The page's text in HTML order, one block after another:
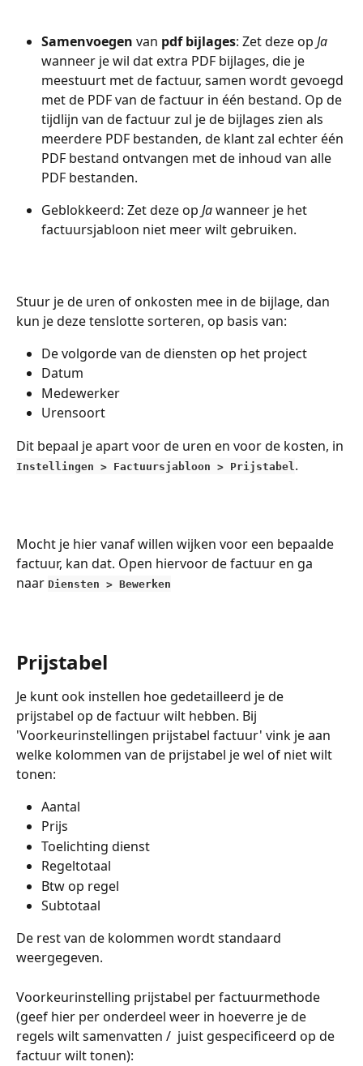
Samenvoegen van pdf bijlages: Zet deze op Ja
wanneer je wil dat extra PDF bijlages, die je
meestuurt met de factuur, samen wordt gevoegd
met de PDF van de factuur in één bestand. Op de
tijdlijn van de factuur zul je de bijlages zien als
meerdere PDF bestanden, de klant zal echter één
PDF bestand ontvangen met de inhoud van alle
PDF bestanden.
Geblokkeerd: Zet deze op Ja wanneer je het
factuursjabloon niet meer wilt gebruiken.
Stuur je de uren of onkosten mee in de bijlage, dan
kun je deze tenslotte sorteren, op basis van:
De volgorde van de diensten op het project
Datum
Medewerker
Urensoort
Dit bepaal je apart voor de uren en voor de kosten, in
Instellingen > Factuursjabloon > Prijstabel .
Mocht je hier vanaf willen wijken voor een bepaalde
factuur, kan dat. Open hiervoor de factuur en ga
naar Diensten > Bewerken
Prijstabel
Je kunt ook instellen hoe gedetailleerd je de
prijstabel op de factuur wilt hebben. Bij
'Voorkeurinstellingen prijstabel factuur' vink je aan
welke kolommen van de prijstabel je wel of niet wilt
tonen:
Aantal
Prijs
Toelichting dienst
Regeltotaal
Btw op regel
Subtotaal
De rest van de kolommen wordt standaard
weergegeven.
Voorkeurinstelling prijstabel per factuurmethode
(geef hier per onderdeel weer in hoeverre je de
regels wilt samenvatten /  juist gespecificeerd op de
factuur wilt tonen):